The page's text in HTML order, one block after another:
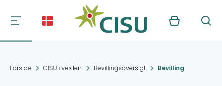
Kurv Søg
Forside CISU i verden Bevillingsoversigt Bevilling